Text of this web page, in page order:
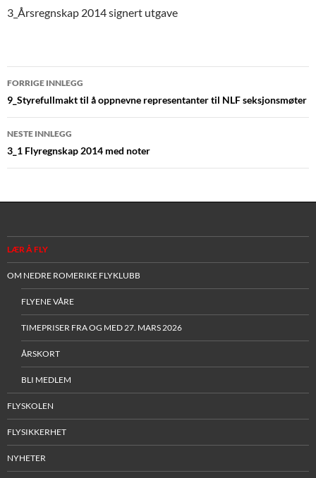
3_Årsregnskap 2014 signert utgave
Innleggsnavigasjon
FORRIGE INNLEGG
9_Styrefullmakt til å oppnevne representanter til NLF seksjonsmøter
NESTE INNLEGG
3_1 Flyregnskap 2014 med noter
LÆR Å FLY
OM NEDRE ROMERIKE FLYKLUBB
FLYENE VÅRE
TIMEPRISER FRA OG MED 27. MARS 2026
ÅRSKORT
BLI MEDLEM
FLYSKOLEN
FLYSIKKERHET
NYHETER